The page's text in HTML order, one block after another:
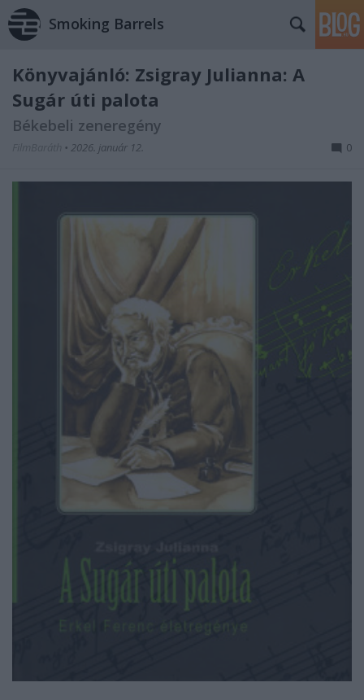
Smoking Barrels
Könyvajánló: Zsigray Julianna: A
Sugár úti palota
Békebeli zeneregény
• 2026. január 12. 0